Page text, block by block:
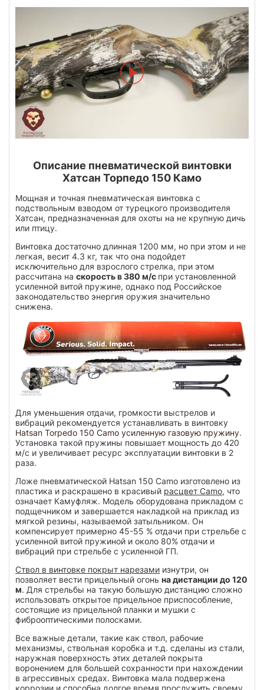
Описание пневматической винтовки
Хатсан Торпедо 150 Камо
Мощная и точная пневматическая винтовка с
подствольным взводом от турецкого производителя
Хатсан, предназначенная для охоты на не крупную дичь
или птицу.
Винтовка достаточно длинная 1200 мм, но при этом и не
легкая, весит 4.3 кг, так что она подойдет
исключительно для взрослого стрелка, при этом
рассчитана на скорость в 380 м/с при установленной
усиленной витой пружине, однако под Российское
законодательство энергия оружия значительно
снижена.
Для уменьшения отдачи, громкости выстрелов и
вибраций рекомендуется устанавливать в винтовку
Hatsan Torpedo 150 Camo усиленную газовую пружину.
Установка такой пружины повышает мощность до 420
м/с и увеличивает ресурс эксплуатации винтовки в 2
раза.
Ложе пневматической Hatsan 150 Camo изготовлено из
пластика и раскрашено в красивый расцвет Camo, что
означает Камуфляж. Модель оборудована прикладом с
подщечником и завершается накладкой на приклад из
мягкой резины, называемой затыльником. Он
компенсирует примерно 45-55 % отдачи при стрельбе с
усиленной витой пружиной и около 80% отдачи и
вибраций при стрельбе с усиленной ГП.
Ствол в винтовке покрыт нарезами изнутри, он
позволяет вести прицельный огонь на дистанции до 120
м. Для стрельбы на такую большую дистанцию сложно
использовать открытое прицельное приспособление,
состоящие из прицельной планки и мушки с
фиброоптическими полосками.
Все важные детали, такие как ствол, рабочие
механизмы, ствольная коробка и т.д. сделаны из стали,
наружная поверхность этих деталей покрыта
воронением для большей сохранности при нахождении
в агрессивных средах. Винтовка мала подвержена
коррозии и способна долгое время прослужить своему